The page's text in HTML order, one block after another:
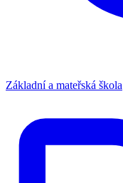
Základní a mateřská škola